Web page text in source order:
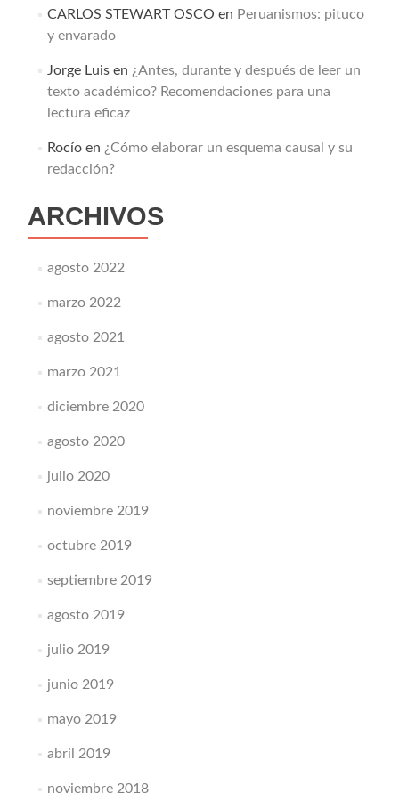
CARLOS STEWART OSCO en Peruanismos: pituco
y envarado
Jorge Luisen ¿Antes, durante y después de leer un
texto académico? Recomendaciones para una
lectura eficaz
Rocíoen ¿Cómo elaborar un esquema causal y su
redacción?
ARCHIVOS
agosto 2022
marzo 2022
agosto 2021
marzo 2021
diciembre 2020
agosto 2020
julio 2020
noviembre 2019
octubre 2019
septiembre 2019
agosto 2019
julio 2019
junio 2019
mayo 2019
abril 2019
noviembre 2018